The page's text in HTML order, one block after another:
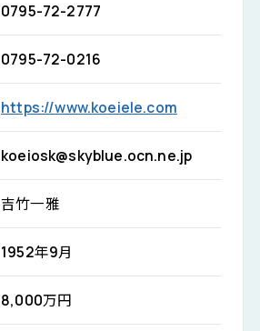
0795-72-2777
0795-72-0216
https://www.koeiele.com
koeiosk@skyblue.ocn.ne.jp
吉竹一雅
1952年9月
8,000万円